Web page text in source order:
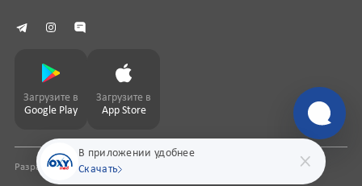
В приложении удобнее
Скачать
Загрузите в
Google Play
Загрузите в
App Store
Разработка сайтаpharmit.uz